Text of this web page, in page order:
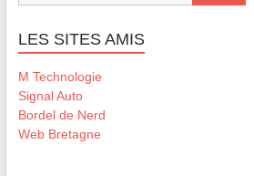
LES SITES AMIS
M Technologie
Signal Auto
Bordel de Nerd
Web Bretagne